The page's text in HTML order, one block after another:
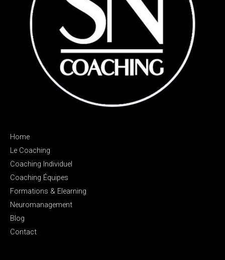
Home
Le Coaching
Coaching Individuel
Coaching Équipes
Formations & Elearning
Neuromanagement
Blog
Contact